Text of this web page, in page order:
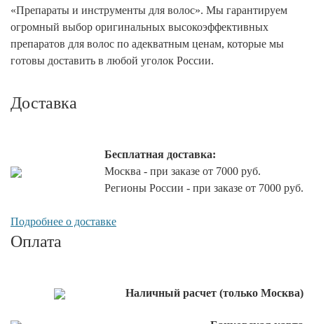
«Препараты и инструменты для волос». Мы гарантируем
огромный выбор оригинальных высокоэффективных
препаратов для волос по адекватным ценам, которые мы
готовы доставить в любой уголок России.
Доставка
Бесплатная доставка:
Москва - при заказе от 7000 руб.
Регионы России - при заказе от 7000 руб.
Подробнее о доставке
Оплата
Наличный расчет (только Москва)